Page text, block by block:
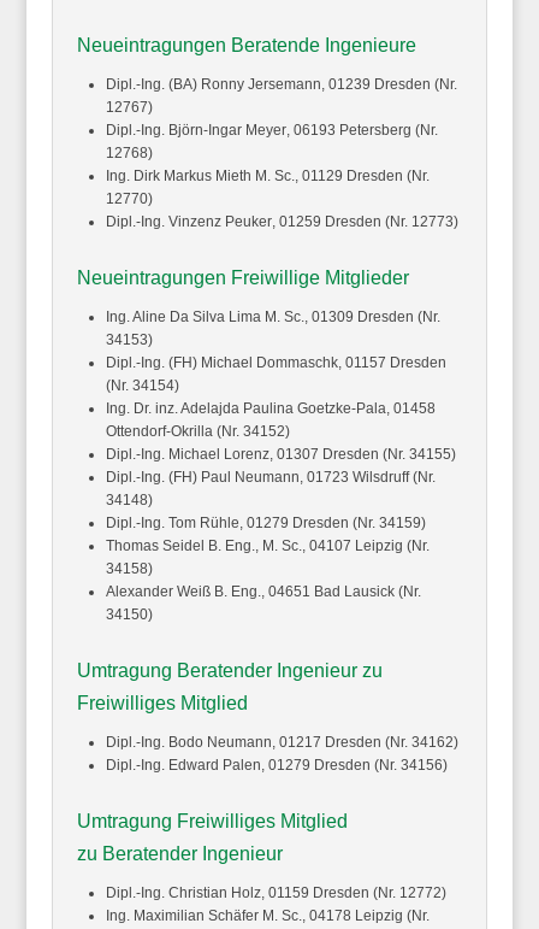
Neueintragungen Beratende Ingenieure
Dipl.-Ing. (BA) Ronny Jersemann, 01239 Dresden (Nr.
12767)
Dipl.-Ing. Björn-Ingar Meyer, 06193 Petersberg (Nr.
12768)
Ing. Dirk Markus Mieth M. Sc., 01129 Dresden (Nr.
12770)
Dipl.-Ing. Vinzenz Peuker, 01259 Dresden (Nr. 12773)
Neueintragungen Freiwillige Mitglieder
Ing. Aline Da Silva LimaM. Sc., 01309 Dresden (Nr.
34153)
Dipl.-Ing. (FH) Michael
Dommaschk, 01157 Dresden
(Nr. 34154)
Ing. Dr. inz. Adelajda Paulina Goetzke-Pala, 01458
Ottendorf-Okrilla (Nr. 34152)
Dipl.-Ing. Michael
Lorenz, 01307 Dresden (Nr. 34155)
Dipl.-Ing. (FH) Paul
Neumann, 01723 Wilsdruff (Nr.
34148)
Dipl.-Ing. Tom Rühle, 01279 Dresden (Nr. 34159)
Thomas Seidel
B. Eng., M. Sc., 04107 Leipzig (Nr.
34158)
Alexander WeißB. Eng., 04651 Bad Lausick (Nr.
34150)
Umtragung Beratender Ingenieur zu
Freiwilliges Mitglied
Dipl.-Ing. Bodo Neumann, 01217 Dresden (Nr. 34162)
Dipl.-Ing. Edward Palen, 01279 Dresden (Nr. 34156)
Umtragung Freiwilliges Mitglied
zu Beratender Ingenieur
Dipl.-Ing. Christian Holz, 01159 Dresden (Nr. 12772)
Ing. Maximilian SchäferM. Sc., 04178 Leipzig (Nr.